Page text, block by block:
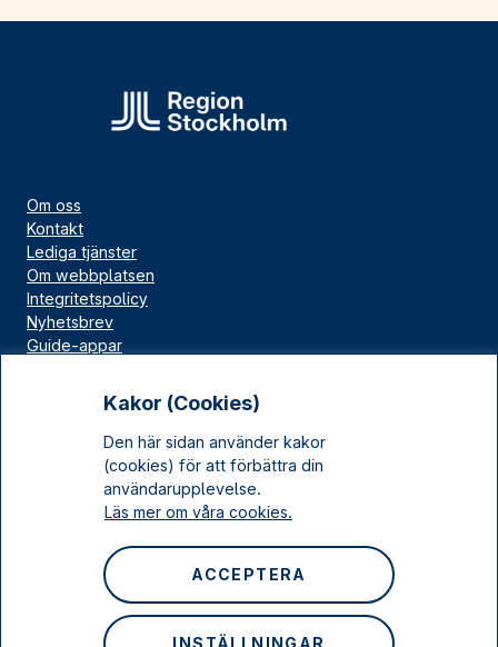
Kakor (Cookies)
Den här sidan använder kakor
(cookies) för att förbättra din
användarupplevelse.
Läs mer om våra cookies.
INSTÄLLNINGAR
ACCEPTERA
Om oss
Kontakt
Lediga tjänster
Om webbplatsen
Integritetspolicy
Nyhetsbrev
Guide-appar
Kulturarv Stockholm
Sociala medier
Instagram
LinkedIn
YouTube